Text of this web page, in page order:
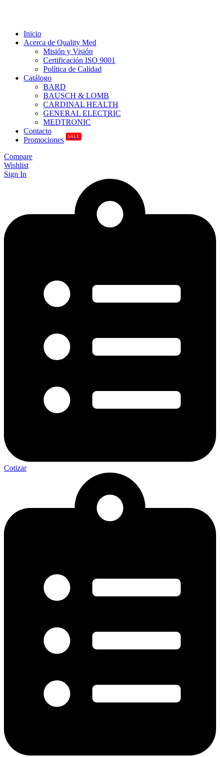
Inicio
Acerca de Quality Med
Misión y Visión
Certificación ISO 9001
Política de Calidad
Catálogo
BARD
BAUSCH & LOMB
CARDINAL HEALTH
GENERAL ELECTRIC
MEDTRONIC
Contacto
Promociones
SALE
Compare
Wishlist
Sign In
Cotizar